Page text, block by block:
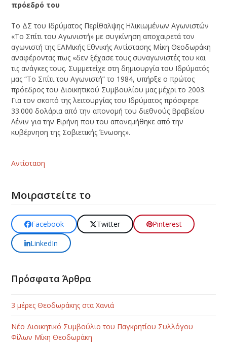
πρόεδρό του
Το ΔΣ του Ιδρύματος Περίθαλψης Ηλικιωμένων Αγωνιστών
«Το Σπίτι του Αγωνιστή» με συγκίνηση αποχαιρετά τον
αγωνιστή της ΕΑΜικής Εθνικής Αντίστασης Μίκη Θεοδωράκη
αναφέροντας πως «δεν ξέχασε τους συναγωνιστές του και
τις ανάγκες τους. Συμμετείχε στη δημιουργία του Ιδρύματός
μας “Το Σπίτι του Αγωνιστή” το 1984, υπήρξε ο πρώτος
πρόεδρος του Διοικητικού Συμβουλίου μας μέχρι το 2003.
Για τον σκοπό της λειτουργίας του Ιδρύματος πρόσφερε
33.000 δολάρια από την απονομή του διεθνούς Βραβείου
Λένιν για την Ειρήνη που του απονεμήθηκε από την
κυβέρνηση της Σοβιετικής Ένωσης».
Αντίσταση
Μοιραστείτε το
Facebook Twitter
Pinterest
LinkedIn
Πρόσφατα Άρθρα
3 μέρες Θεοδωράκης στα Χανιά
Νέο Διοικητικό Συμβούλιο του Παγκρητίου Συλλόγου
Φίλων Μίκη Θεοδωράκη